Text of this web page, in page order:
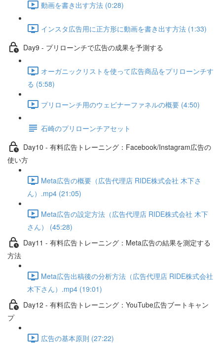
動画を書き出す方法 (0:28)
インスタ広告用に正方形に動画を書き出す方法 (1:33)
Day9 - プリローンチで広告の成果を予測する
オーガニックリストを使って広告商品をプリローンチす
る (5:58)
プリローンチ用のウェビナーファネルの概要 (4:50)
石崎のプリローンチアセット
Day10 - 有料広告トレーニング：Facebook/Instagram広告の
使い方
Meta広告の概要（広告代理店 RIDE株式会社 木下さ
ん）.mp4 (21:05)
Meta広告の設定方法（広告代理店 RIDE株式会社 木下
さん） (45:28)
Day11 - 有料広告トレーニング：Meta広告の結果を測定する
方法
Meta広告出稿後の分析方法（広告代理店 RIDE株式会社
木下さん）.mp4 (19:01)
Day12 - 有料広告トレーニング：YouTube広告ブートキャン
プ
広告の基本原則 (27:22)